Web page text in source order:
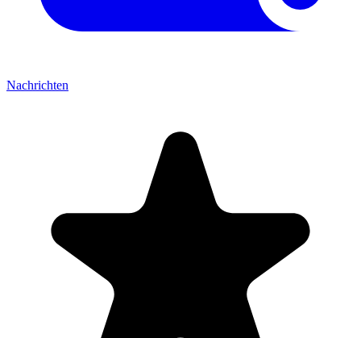
Nachrichten